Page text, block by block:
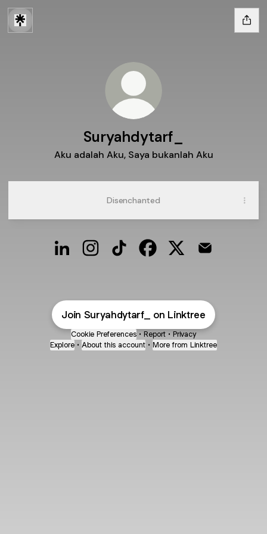
Suryahdytarf_
Aku adalah Aku, Saya bukanlah Aku
Disenchanted
Join Suryahdytarf_ on Linktree
Cookie Preferences • Report • Privacy
Explore • About this account • More from Linktree